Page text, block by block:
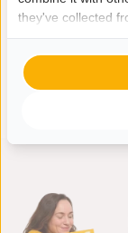
they've collected